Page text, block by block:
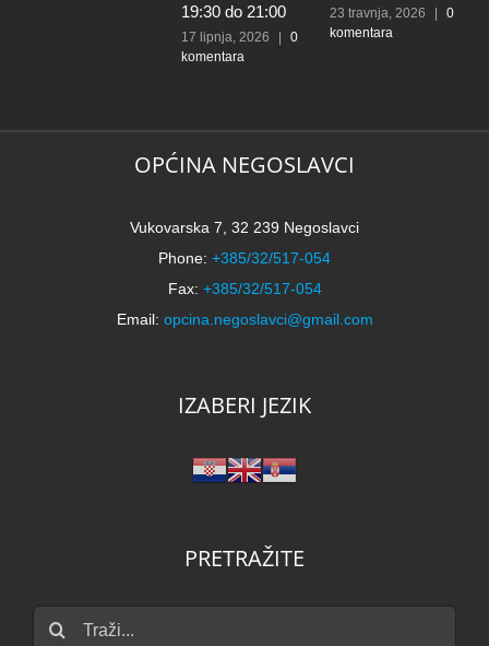
19:30 do 21:00
17 lipnja, 2026
0
komentara
23 travnja, 2026
0
komentara
OPĆINA NEGOSLAVCI
Vukovarska 7, 32 239 Negoslavci
Phone: +385/32/517-054
Fax: +385/32/517-054
Email: opcina.negoslavci@gmail.com
IZABERI JEZIK
PRETRAŽITE
Traži...